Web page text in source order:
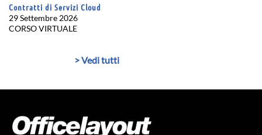
Contratti di Servizi Cloud
29 Settembre 2026
CORSO VIRTUALE
> Vedi tutti